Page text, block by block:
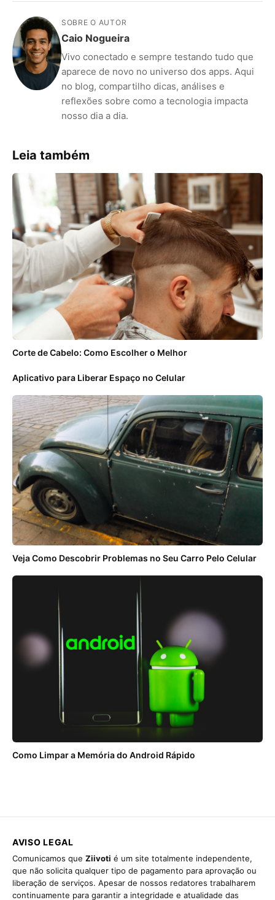
SOBRE O AUTOR
Caio Nogueira
Vivo conectado e sempre testando tudo que
aparece de novo no universo dos apps. Aqui
no blog, compartilho dicas, análises e
reflexões sobre como a tecnologia impacta
nosso dia a dia.
Leia também
Corte de Cabelo: Como Escolher o Melhor
Aplicativo para Liberar Espaço no Celular
Veja Como Descobrir Problemas no Seu Carro Pelo Celular
Como Limpar a Memória do Android Rápido
AVISO LEGAL
Comunicamos que Ziivoti é um site totalmente independente,
que não solicita qualquer tipo de pagamento para aprovação ou
liberação de serviços. Apesar de nossos redatores trabalharem
continuamente para garantir a integridade e atualidade das